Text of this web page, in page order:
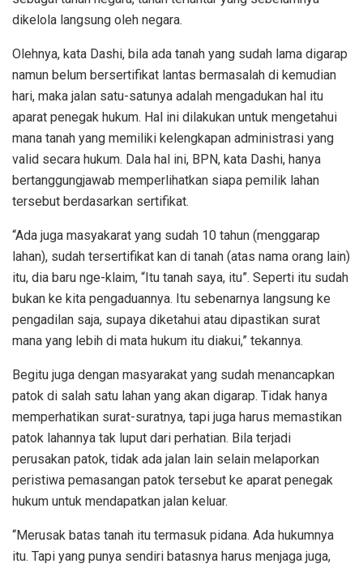
dikelola langsung oleh negara.
Olehnya, kata Dashi, bila ada tanah yang sudah lama digarap
namun belum bersertifikat lantas bermasalah di kemudian
hari, maka jalan satu-satunya adalah mengadukan hal itu
aparat penegak hukum. Hal ini dilakukan untuk mengetahui
mana tanah yang memiliki kelengkapan administrasi yang
valid secara hukum. Dala hal ini, BPN, kata Dashi, hanya
bertanggungjawab memperlihatkan siapa pemilik lahan
tersebut berdasarkan sertifikat.
“Ada juga masyakarat yang sudah 10 tahun (menggarap
lahan), sudah tersertifikat kan di tanah (atas nama orang lain)
itu, dia baru nge-klaim, “Itu tanah saya, itu”. Seperti itu sudah
bukan ke kita pengaduannya. Itu sebenarnya langsung ke
pengadilan saja, supaya diketahui atau dipastikan surat
mana yang lebih di mata hukum itu diakui,” tekannya.
Begitu juga dengan masyarakat yang sudah menancapkan
patok di salah satu lahan yang akan digarap. Tidak hanya
memperhatikan surat-suratnya, tapi juga harus memastikan
patok lahannya tak luput dari perhatian. Bila terjadi
perusakan patok, tidak ada jalan lain selain melaporkan
peristiwa pemasangan patok tersebut ke aparat penegak
hukum untuk mendapatkan jalan keluar.
“Merusak batas tanah itu termasuk pidana. Ada hukumnya
itu. Tapi yang punya sendiri batasnya harus menjaga juga,